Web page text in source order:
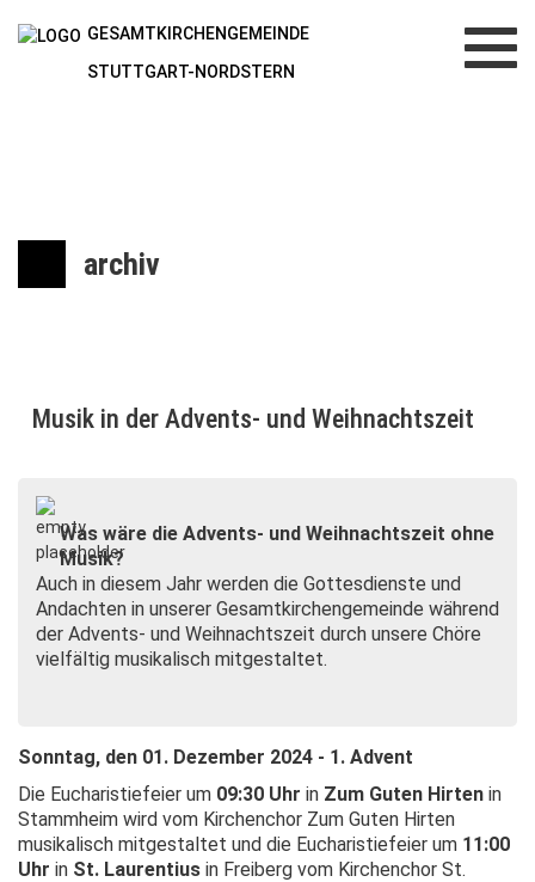
GESAMTKIRCHENGEMEINDE
STUTTGART-NORDSTERN
archiv
Musik in der Advents- und Weihnachtszeit
Was wäre die Advents- und Weihnachtszeit ohne
Musik?
Auch in diesem Jahr werden die Gottesdienste und
Andachten in unserer Gesamtkirchengemeinde während
der Advents- und Weihnachtszeit durch unsere Chöre
vielfältig musikalisch mitgestaltet.
Sonntag, den 01. Dezember 2024 - 1. Advent
Die Eucharistiefeier um 09:30 Uhr in Zum Guten Hirten in
Stammheim wird vom Kirchenchor Zum Guten Hirten
musikalisch mitgestaltet und die Eucharistiefeier um 11:00
Uhr in St. Laurentius in Freiberg vom Kirchenchor St.